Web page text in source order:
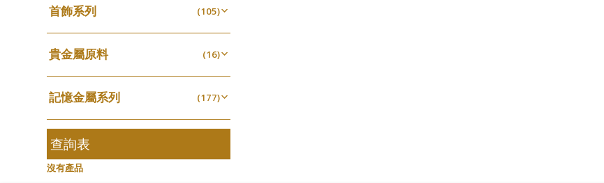
梅花迫系列 (19)
平臺迫系列 (74)
綫拍系列 (42)
美拍系列 (16)
耳針系列 (6)
耳環扣系列
耳綫/耳鈎系列
耳環爪頭
調節珠系列
生圈扣系列
鴨俐制系列
字母吊墜
相盒吊墜 (11)
其他類配件 (161)
珠盤系列 (16)
袖口鈕系列 (7)
焊片及鐳射綫 (2)
空心車花管 (19)
其他 (104)
無孔光身珠 (7)
無孔批花珠
空心批花珠 (21)
六爪頭系列 (41)
車花片 (35)
動感車花片 (20)
鑲口戒指 (16)
鑲口手鏈系列 (146)
首飾系列 (105)
手镯系列 (8)
戒指系列 (8)
空心耳環 (27)
空心车花管首饰链 (15)
空心手鐲系列 (8)
牛仔鏈
貴金屬原料 (16)
千足金 (16)
記憶金屬系列 (177)
記憶戒指 (30)
拉簧珠珠手鏈
記憶鈦手鐲
查詢表
沒有產品